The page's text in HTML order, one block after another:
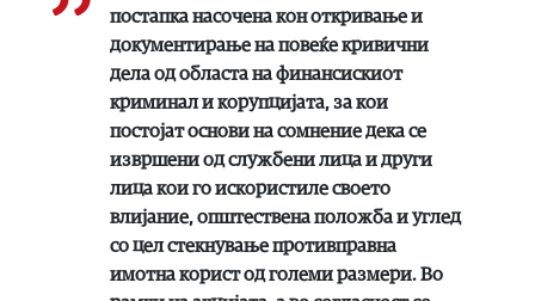
постапка насочена кон откривање и
документирање на повеќе кривични
дела од областа на финансискиот
криминал и корупцијата, за кои
постојат основи на сомнение дека се
извршени од службени лица и други
лица кои го искористиле своето
влијание, општествена положба и углед
со цел стекнување противправна
имотна корист од големи размери. Во